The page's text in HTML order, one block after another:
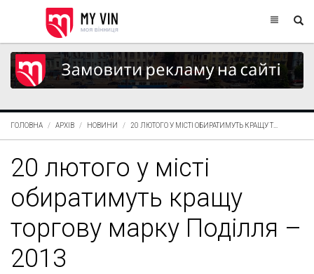
ГОЛОВНА АРХІВ НОВИНИ 20 ЛЮТОГО У МІСТІ ОБИРАТИМУТЬ КРАЩУ Т...
20 лютого у місті
обиратимуть кращу
торгову марку Поділля –
2013